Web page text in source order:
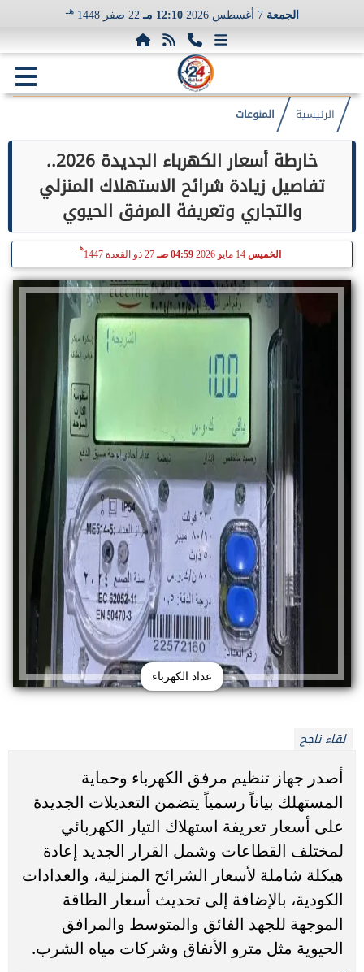
الجمعة 7 أغسطس 2026 12:10 مـ 22 صفر 1448 هـ
الرئيسية المنوعات
خارطة أسعار الكهرباء الجديدة 2026..
تفاصيل زيادة شرائح الاستهلاك المنزلي
والتجاري وتعريفة المرفق الحيوي
الخميس 14 مايو 2026 04:59 صـ 27 ذو القعدة 1447
هـ
عداد الكهرباء
لقاء ناجح
أصدر جهاز تنظيم مرفق الكهرباء وحماية
المستهلك بياناً رسمياً يتضمن التعديلات الجديدة
على أسعار تعريفة استهلاك التيار الكهربائي
لمختلف القطاعات وشمل القرار الجديد إعادة
هيكلة شاملة لأسعار الشرائح المنزلية، والعدادات
الكودية، بالإضافة إلى تحديث أسعار الطاقة
الموجهة للجهد الفائق والمتوسط والمرافق
الحيوية مثل مترو الأنفاق وشركات مياه الشرب.